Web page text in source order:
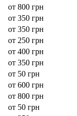
от 800 грн
от 350 грн
от 350 грн
от 250 грн
от 400 грн
от 350 грн
от 50 грн
от 600 грн
от 800 грн
от 50 грн